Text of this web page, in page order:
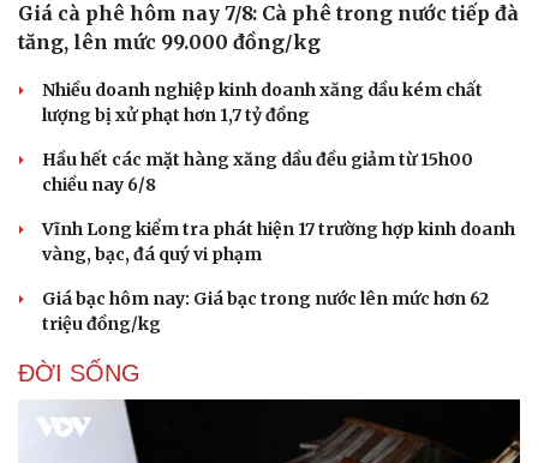
Giá cà phê hôm nay 7/8: Cà phê trong nước tiếp đà
tăng, lên mức 99.000 đồng/kg
Nhiều doanh nghiệp kinh doanh xăng dầu kém chất
lượng bị xử phạt hơn 1,7 tỷ đồng
Hầu hết các mặt hàng xăng dầu đều giảm từ 15h00
chiều nay 6/8
Vĩnh Long kiểm tra phát hiện 17 trường hợp kinh doanh
vàng, bạc, đá quý vi phạm
Giá bạc hôm nay: Giá bạc trong nước lên mức hơn 62
triệu đồng/kg
ĐỜI SỐNG